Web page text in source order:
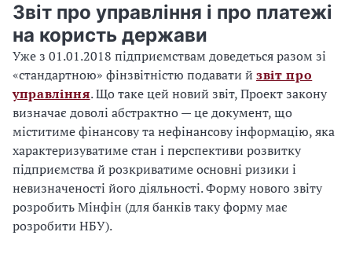
Звіт про управління і про платежі
на користь держави
Уже з 01.01.2018 підприємствам доведеться разом зі
«стандартною» фінзвітністю подавати й звіт про
управління. Що таке цей новий звіт, Проект закону
визначає доволі абстрактно — це документ, що
міститиме фінансову та нефінансову інформацію, яка
характеризуватиме стан і перспективи розвитку
підприємства й розкриватиме основні ризики і
невизначеності його діяльності. Форму нового звіту
розробить Мінфін (для банків таку форму має
розробити НБУ).